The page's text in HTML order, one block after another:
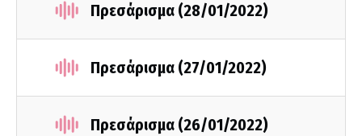
Πρεσάρισμα (28/01/2022)
Πρεσάρισμα (27/01/2022)
Πρεσάρισμα (26/01/2022)